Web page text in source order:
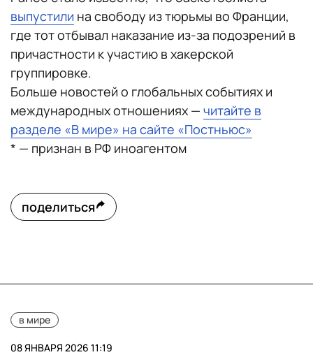
выпустили на свободу из тюрьмы во Франции,
где тот отбывал наказание из-за подозрений в
причастности к участию в хакерской
группировке.
Больше новостей о глобальных событиях и
международных отношениях — читайте в
разделе «В мире» на сайте «Постньюс»
* — признан в РФ иноагентом
поделиться
в мире
08 ЯНВАРЯ 2026 11:19